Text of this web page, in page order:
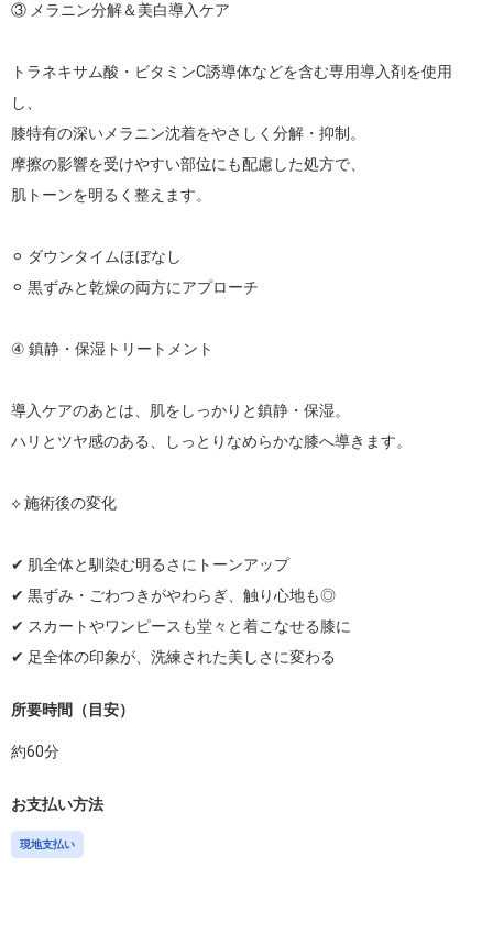
③ メラニン分解＆美白導入ケア
トラネキサム酸・ビタミンC誘導体などを含む専用導入剤を使用
し、
膝特有の深いメラニン沈着をやさしく分解・抑制。
摩擦の影響を受けやすい部位にも配慮した処方で、
肌トーンを明るく整えます。
⚪︎ ダウンタイムほぼなし
⚪︎ 黒ずみと乾燥の両方にアプローチ
④ 鎮静・保湿トリートメント
導入ケアのあとは、肌をしっかりと鎮静・保湿。
ハリとツヤ感のある、しっとりなめらかな膝へ導きます。
⟡ 施術後の変化
✔︎ 肌全体と馴染む明るさにトーンアップ
✔︎ 黒ずみ・ごわつきがやわらぎ、触り心地も◎
✔︎ スカートやワンピースも堂々と着こなせる膝に
所要時間（目安）
約60分
お支払い方法
現地支払い